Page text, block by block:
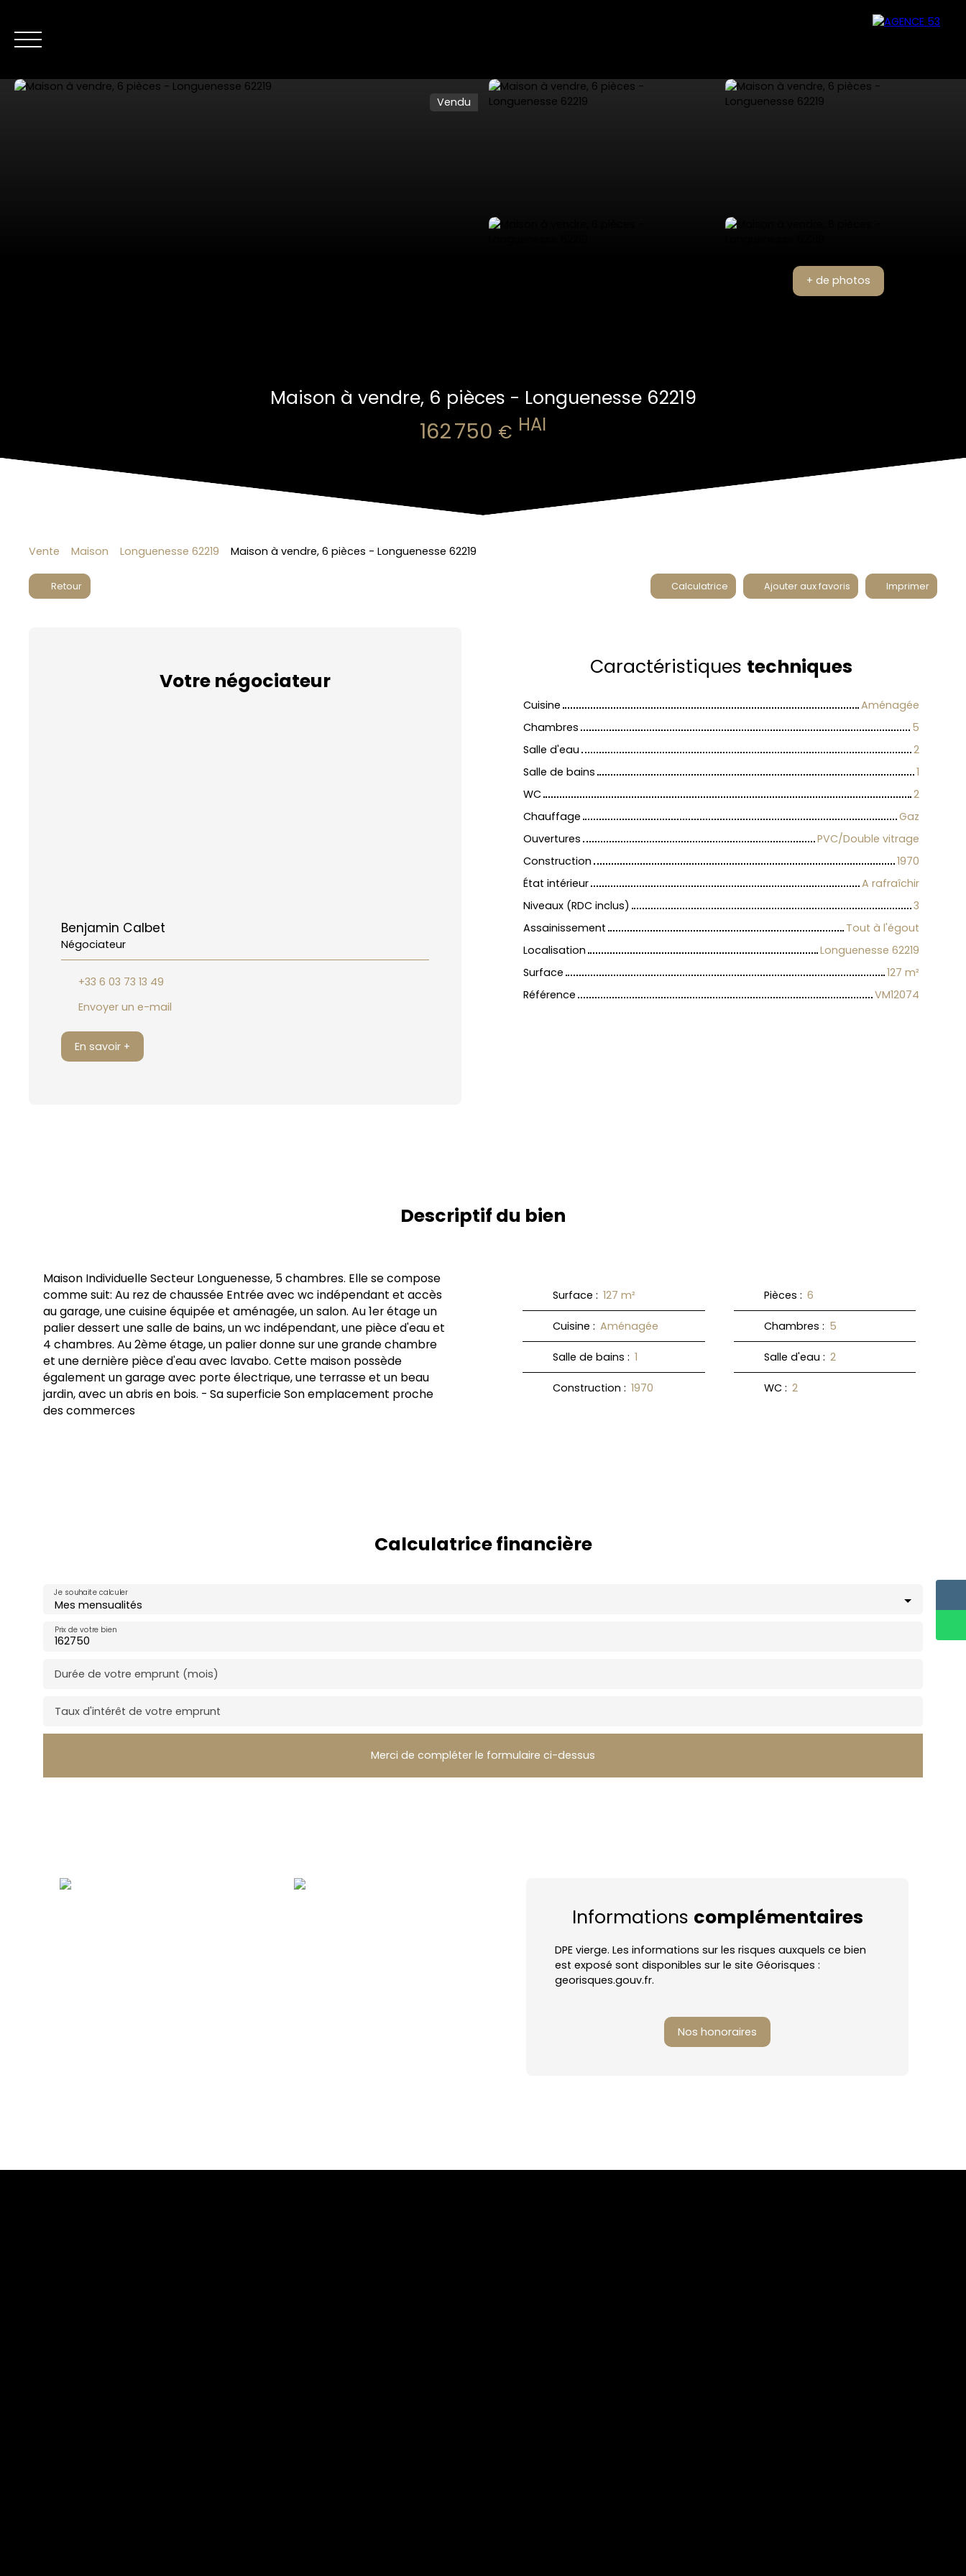
Vendu
+ de photos
Maison à vendre, 6 pièces - Longuenesse 62219
162 750 € HAI
Vente Maison Longuenesse 62219 Maison à vendre, 6 pièces - Longuenesse 62219
Retour Calculatrice Ajouter aux favoris Imprimer
Votre négociateur
Benjamin Calbet
Négociateur
+33 6 03 73 13 49
Envoyer un e-mail
En savoir +
Caractéristiques techniques
Cuisine
Aménagée
Chambres
5
Salle d'eau
2
Salle de bains
1
WC
2
Chauffage
Gaz
Ouvertures
PVC/Double vitrage
Construction
1970
État intérieur
A rafraîchir
Niveaux (RDC inclus)
3
Assainissement
Tout à l'égout
Localisation
Longuenesse 62219
Surface
127 m²
Référence
VM12074
Descriptif du bien
Maison Individuelle Secteur Longuenesse, 5 chambres. Elle se compose
comme suit: Au rez de chaussée Entrée avec wc indépendant et accès
au garage, une cuisine équipée et aménagée, un salon. Au 1er étage un
palier dessert une salle de bains, un wc indépendant, une pièce d'eau et
4 chambres. Au 2ème étage, un palier donne sur une grande chambre
et une dernière pièce d'eau avec lavabo. Cette maison possède
également un garage avec porte électrique, une terrasse et un beau
jardin, avec un abris en bois. - Sa superficie Son emplacement proche
des commerces
Surface : 127 m² Pièces : 6
Cuisine : Aménagée Chambres : 5
Salle de bains : 1 Salle d'eau : 2
Construction : 1970 WC: 2
Calculatrice financière
Mes mensualités
Je souhaite calculer
Prix de votre bien
Durée de votre emprunt (mois)
Taux d'intérêt de votre emprunt
Merci de compléter le formulaire ci-dessus
Informations complémentaires
DPE vierge. Les informations sur les risques auxquels ce bien
est exposé sont disponibles sur le site Géorisques :
georisques.gouv.fr.
Nos honoraires